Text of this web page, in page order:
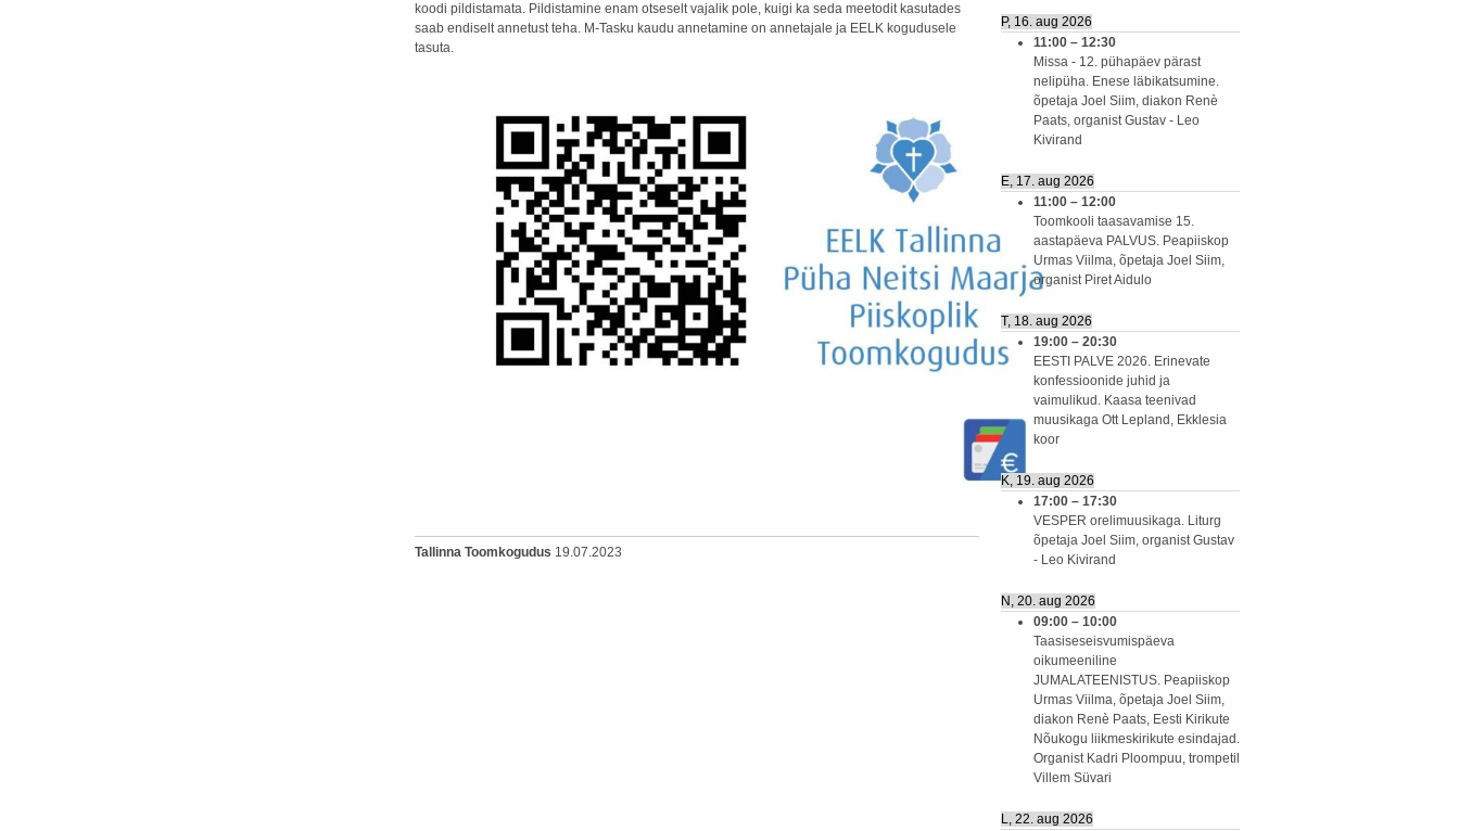
koodi pildistamata. Pildistamine enam otseselt vajalik pole, kuigi ka seda meetodit kasutades
saab endiselt annetust teha. M-Tasku kaudu annetamine on annetajale ja EELK kogudusele
tasuta.
Tallinna Toomkogudus 19.07.2023
P, 16. aug 2026
11:00 – 12:30
Missa - 12. pühapäev pärast
nelipüha. Enese läbikatsumine.
õpetaja Joel Siim, diakon Renè
Paats, organist Gustav - Leo
Kivirand
E, 17. aug 2026
11:00 – 12:00
Toomkooli taasavamise 15.
aastapäeva PALVUS. Peapiiskop
Urmas Viilma, õpetaja Joel Siim,
organist Piret Aidulo
T, 18. aug 2026
19:00 – 20:30
EESTI PALVE 2026. Erinevate
konfessioonide juhid ja
vaimulikud. Kaasa teenivad
muusikaga Ott Lepland, Ekklesia
koor
K, 19. aug 2026
17:00 – 17:30
VESPER orelimuusikaga. Liturg
õpetaja Joel Siim, organist Gustav
- Leo Kivirand
N, 20. aug 2026
09:00 – 10:00
Taasiseseisvumispäeva
oikumeeniline
JUMALATEENISTUS. Peapiiskop
Urmas Viilma, õpetaja Joel Siim,
diakon Renè Paats, Eesti Kirikute
Nõukogu liikmeskirikute esindajad.
Organist Kadri Ploompuu, trompetil
Villem Süvari
L, 22. aug 2026